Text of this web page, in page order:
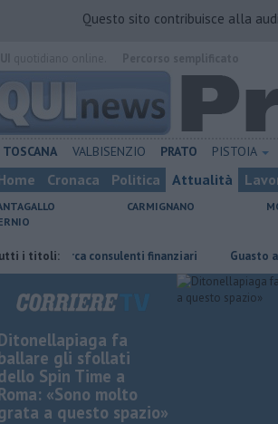
Questo sito contribuisce alla
TOSCANA VALBISENZIO PRATO PISTOIA
Cronaca Politica Attualità
CARMIGNANO
i titoli:
cerca consulenti finanziari Guasto
fa
gli sfollati
Spin Time a
«Sono molto
a questo spazio»